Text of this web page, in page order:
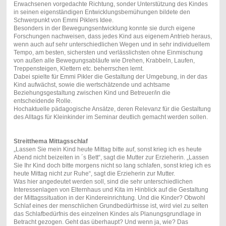
Erwachsenen vorgedachte Richtung, sonder Unterstützung des Kindes
in seinen eigenständigen Entwicklungsbemühungen bildete den
Schwerpunkt von Emmi Piklers Idee.
Besonders in der Bewegungsentwicklung konnte sie durch eigene
Forschungen nachweisen, dass jedes Kind aus eigenem Antrieb heraus,
wenn auch auf sehr unterschiedlichen Wegen und in sehr individuellem
Tempo, am besten, sichersten und verlässlichsten ohne Einmischung
von außen alle Bewegungsabläufe wie Drehen, Krabbeln, Laufen,
Treppensteigen, Klettern etc. beherrschen lernt.
Dabei spielte für Emmi Pikler die Gestaltung der Umgebung, in der das
Kind aufwächst, sowie die wertschätzende und achtsame
Beziehungsgestaltung zwischen Kind und Betreuer/in die
entscheidende Rolle.
Hochaktuelle pädagogische Ansätze, deren Relevanz für die Gestaltung
des Alltags für Kleinkinder im Seminar deutlich gemacht werden sollen.
Streitthema Mittagsschlaf
„Lassen Sie mein Kind heute Mittag bitte auf, sonst krieg ich es heute
Abend nicht beizeiten in ´s Bett“, sagt die Mutter zur Erzieherin. „Lassen
Sie Ihr Kind doch bitte morgens nicht so lang schlafen, sonst krieg ich es
heute Mittag nicht zur Ruhe“, sagt die Erzieherin zur Mutter.
Was hier angedeutet werden soll, sind die sehr unterschiedlichen
Interessenlagen von Elternhaus und Kita im Hinblick auf die Gestaltung
der Mittagssituation in der Kindereinrichtung. Und die Kinder? Obwohl
Schlaf eines der menschlichen Grundbedürfnisse ist, wird viel zu selten
das Schlafbedürfnis des einzelnen Kindes als Planungsgrundlage in
Betracht gezogen. Geht das überhaupt? Und wenn ja, wie? Das